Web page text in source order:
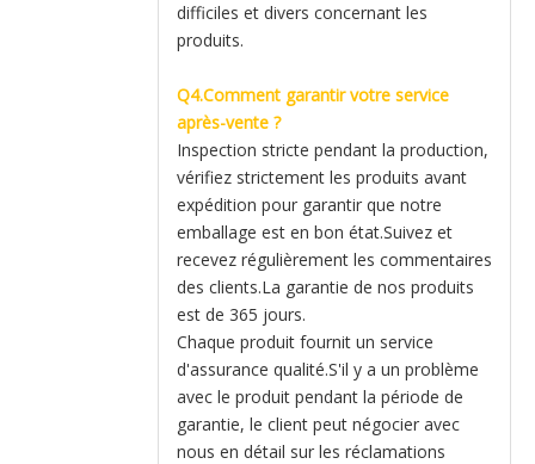
difficiles et divers concernant les
produits.
Q4.Comment garantir votre service
après-vente ?
Inspection stricte pendant la production,
vérifiez strictement les produits avant
expédition pour garantir que notre
emballage est en bon état.Suivez et
recevez régulièrement les commentaires
des clients.La garantie de nos produits
est de 365 jours.
Chaque produit fournit un service
d'assurance qualité.S'il y a un problème
avec le produit pendant la période de
garantie, le client peut négocier avec
nous en détail sur les réclamations